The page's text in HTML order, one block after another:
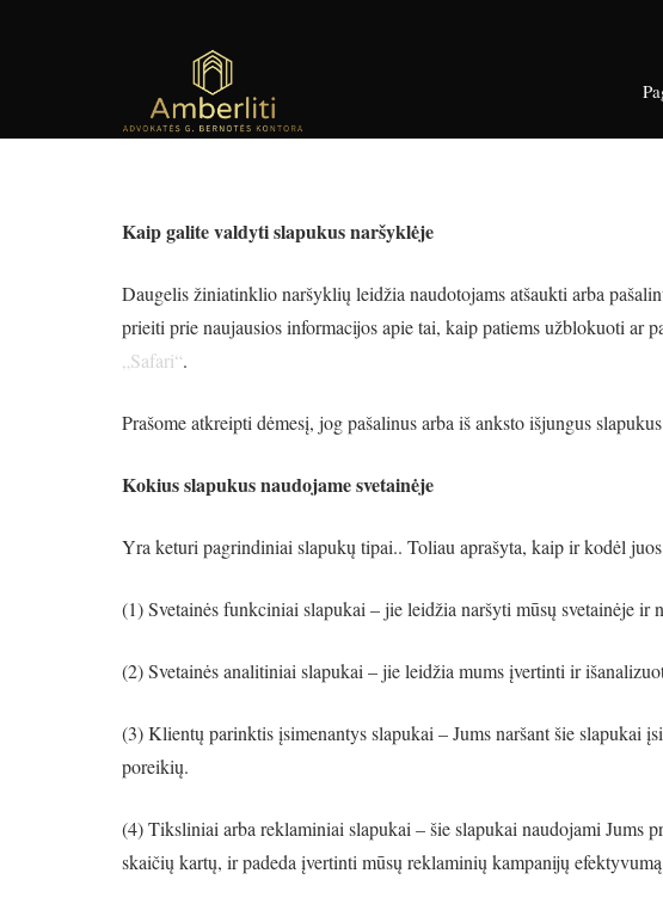
Kaip galite valdyti slapukus naršyklėje
Daugelis žiniatinklio naršyklių leidžia naudotojams atšaukti arba
prieiti prie naujausios informacijos apie tai, kaip patiems užblokuoti ar
„Safari“.
Prašome atkreipti dėmesį, jog pašalinus arba iš anksto išjungus
Kokius slapukus naudojame svetainėje
Yra keturi pagrindiniai slapukų tipai.. Toliau aprašyta, kaip ir kodėl
(1) Svetainės funkciniai slapukai – jie leidžia naršyti mūsų svetainėje
(2) Svetainės analitiniai slapukai – jie leidžia mums įvertinti ir
(3) Klientų parinktis įsimenantys slapukai – Jums naršant šie slapukai
poreikių.
(4) Tiksliniai arba reklaminiai slapukai – šie slapukai naudojami Jums
skaičių kartų, ir padeda įvertinti mūsų reklaminių kampanijų